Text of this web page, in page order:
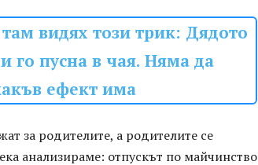
видях този трик: Дядото
го пусна в чая. Няма да
ефект има
за родителите, а родителите се
анализираме: отпускът по майчинство